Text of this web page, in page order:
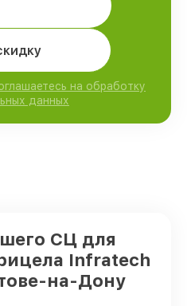
на обработку
данных
СЦ для
Infratech
на-Дону